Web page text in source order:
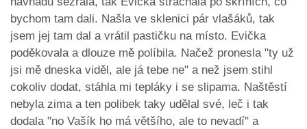
bychom tam dali. Našla ve sklenici pár vlašáků, tak
jsem jej tam dal a vrátil pastičku na místo. Evička
poděkovala a dlouze mě políbila. Načež pronesla "ty už
jsi mě dneska viděl, ale já tebe ne" a než jsem stihl
cokoliv dodat, stáhla mi tepláky i se slipama. Naštěstí
nebyla zima a ten polibek taky udělal své, leč i tak
dodala "no Vašík ho má většího, ale to nevadí" a